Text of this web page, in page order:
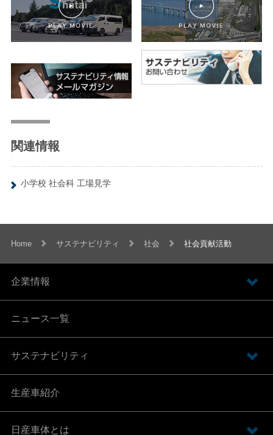
関連情報
小学校 社会科 工場見学
Home サステナビリティ 社会 社会貢献活動
企業情報
ニュース一覧
サステナビリティ
生産車紹介
日産車体とは